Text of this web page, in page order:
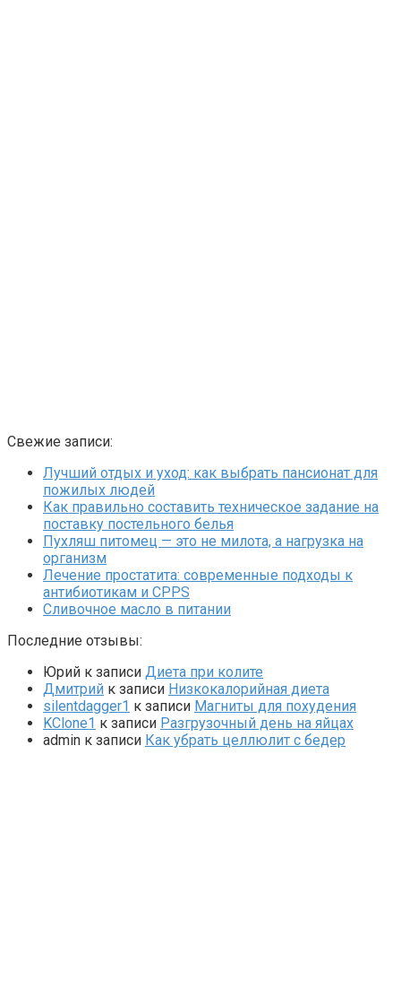
Свежие записи:
Лучший отдых и уход: как выбрать пансионат для
пожилых людей
Как правильно составить техническое задание на
поставку постельного белья
Пухляш питомец — это не милота, а нагрузка на
организм
Лечение простатита: современные подходы к
антибиотикам и CPPS
Сливочное масло в питании
Последние отзывы:
Юрий к записи Диета при колите
Дмитрий к записи Низкокалорийная диета
silentdagger1 к записи Магниты для похудения
KClone1 к записи Разгрузочный день на яйцах
admin к записи Как убрать целлюлит с бедер